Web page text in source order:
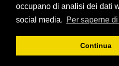
occupano di analisi dei dati
social media. Per saperne
Continua
Back to